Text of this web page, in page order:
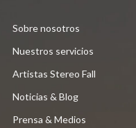
Sobre nosotros
Nuestros servicios
Artistas Stereo Fall
Noticias & Blog
Prensa & Medios